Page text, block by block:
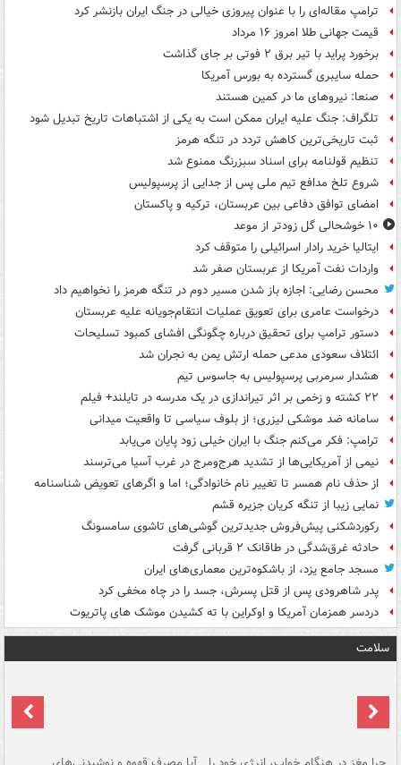
ترامپ مقاله‌ای را با عنوان پیروزی خیالی در جنگ ایران بازنشر کرد
قیمت جهانی طلا امروز ۱۶ مرداد
برخورد پراید با تیر برق ۲ فوتی بر جای گذاشت
حمله سایبری گسترده به بورس آمریکا
صنعا: نیروهای ما در کمین‌ هستند
تلگراف: جنگ علیه ایران ممکن است به یکی از اشتباهات تاریخ تبدیل شود
ثبت تاریخی‌ترین کاهش تردد در تنگه هرمز
تنظیم قولنامه برای اسناد سبزرنگ ممنوع شد
شروع تلخ مدافع تیم ملی پس از جدایی از پرسپولیس
امضای توافق دفاعی بین عربستان، ترکیه و پاکستان
۱۰ خوشحالی گل زودتر از موعد
ایتالیا خرید رادار اسرائیلی را متوقف کرد
واردات نفت آمریکا از عربستان صفر شد
محسن رضایی: اجازه باز شدن مسیر دوم در تنگه هرمز را نخواهیم داد
درخواست عامری برای تعویق عملیات انتقام‌جویانه علیه عربستان
دستور ترامپ برای تحقیق درباره چگونگی افشای کمبود تسلیحات
ائتلاف سعودی مدعی حمله ارتش یمن به نجران شد
هشدار سرمربی پرسپولیس به جاسوس تیم
۲۲ کشته و زخمی بر اثر تیراندازی در یک مدرسه در تایلند+ فیلم
سامانه ضد موشکی لیزری؛ از بلوف سیاسی تا واقعیت میدانی
ترامپ: فکر می‌کنم جنگ با ایران خیلی زود پایان می‌یابد
نیمی از آمریکایی‌ها از تشدید هرج‌ومرج در غرب آسیا می‌ترسند
از حذف نام همسر تا تغییر نام خانوادگی؛ اما و اگرهای تعویض شناسنامه
نمایی زیبا از تنگه کریان جزیره قشم
رکوردشکنی پیش‌فروش جدیدترین گوشی‌های تاشوی سامسونگ
حادثه غرق‌شدگی در طاقانک ۲ قربانی گرفت
مسجد جامع یزد، از باشکوه‌ترین معماری‌های ایران
پدر شاهرودی پس از قتل پسرش، جسد را در چاه مخفی کرد
دردسر همزمان آمریکا و اوکراین با ته کشیدن موشک های پاتریوت
سلامت